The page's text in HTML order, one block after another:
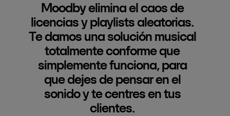
Moodby elimina el caos de
licencias y playlists aleatorias.
Te damos una solución musical
totalmente conforme que
simplemente funciona, para
que dejes de pensar en el
sonido y te centres en tus
clientes.